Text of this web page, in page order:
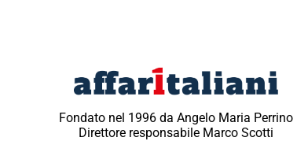
Fondato nel 1996 da Angelo Maria Perrino
Direttore responsabile Marco Scotti